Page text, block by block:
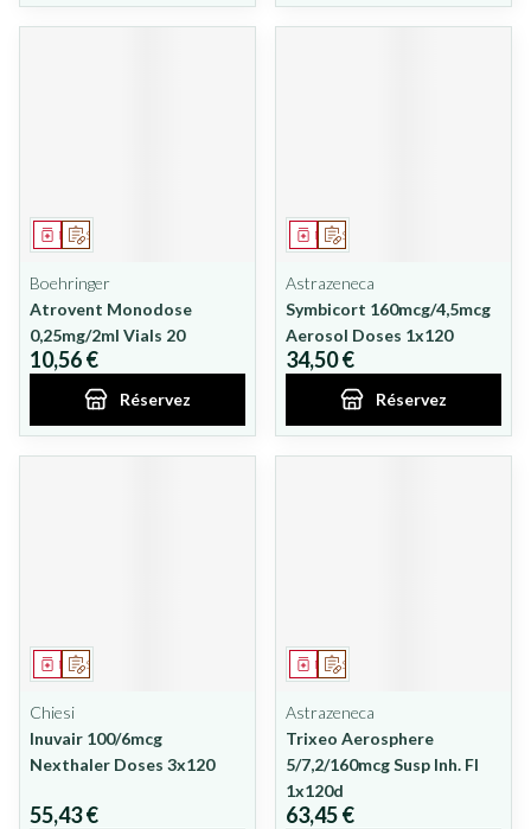
Sur prescription
Médicament
Boehringer
Atrovent Monodose
0,25mg/2ml Vials 20
10,56 €
Réservez
Sur prescription
Médicament
Astrazeneca
Symbicort 160mcg/4,5mcg
Aerosol Doses 1x120
34,50 €
Réservez
Sur prescription
Médicament
Chiesi
Inuvair 100/6mcg
Nexthaler Doses 3x120
55,43 €
Sur prescription
Médicament
Astrazeneca
Trixeo Aerosphere
5/7,2/160mcg Susp Inh. Fl
1x120d
63,45 €